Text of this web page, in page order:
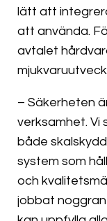
lätt att
att använda.
avtalet
– Säkerheten
verksamhet. Vi
både
system som
och
jobbat